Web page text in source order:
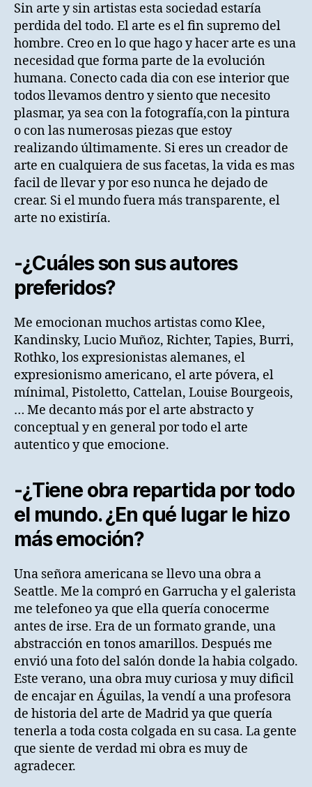
Sin arte y sin artistas esta sociedad estaría
perdida del todo. El arte es el fin supremo del
hombre. Creo en lo que hago y hacer arte es una
necesidad que forma parte de la evolución
humana. Conecto cada dia con ese interior que
todos llevamos dentro y siento que necesito
plasmar, ya sea con la fotografía,con la pintura
o con las numerosas piezas que estoy
realizando últimamente. Si eres un creador de
arte en cualquiera de sus facetas, la vida es mas
facil de llevar y por eso nunca he dejado de
crear. Si el mundo fuera más transparente, el
arte no existiría.
-¿Cuáles son sus autores
preferidos?
Me emocionan muchos artistas como Klee,
Kandinsky, Lucio Muñoz, Richter, Tapies, Burri,
Rothko, los expresionistas alemanes, el
expresionismo americano, el arte póvera, el
mínimal, Pistoletto, Cattelan, Louise Bourgeois,
… Me decanto más por el arte abstracto y
conceptual y en general por todo el arte
autentico y que emocione.
-¿Tiene obra repartida por todo
el mundo. ¿En qué lugar le hizo
más emoción?
Una señora americana se llevo una obra a
Seattle. Me la compró en Garrucha y el galerista
me telefoneo ya que ella quería conocerme
antes de irse. Era de un formato grande, una
abstracción en tonos amarillos. Después me
envió una foto del salón donde la habia colgado.
Este verano, una obra muy curiosa y muy dificil
de encajar en Águilas, la vendí a una profesora
de historia del arte de Madrid ya que quería
tenerla a toda costa colgada en su casa. La gente
que siente de verdad mi obra es muy de
agradecer.